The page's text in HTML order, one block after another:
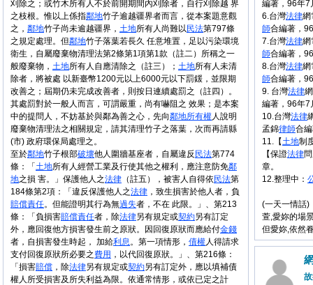
編著，96年7
6.台灣法律網
師合編著，
7.台灣法律網
師合編著，
8.台灣法律網
師合編著，
9. 台灣法律
編著，96年7
10.台灣法律
孟錦律師合
11.【土地制
【保證法律
章。
12.整理中：
(一天一情話)
萱,愛妳的場
但愛妳,依然
刈除之；或竹木所有人不於前開期間內刈除者，自行刈除越 界
之枝根。惟以上係指鄰地竹子逾越疆界者而言，從本案題意觀
之， 鄰地竹子尚未逾越疆界， 土地所有人尚難以 民法第797條
之規定處理。但鄰地竹子落葉若長久 任意堆置，足以污染環境
衛生，自屬廢棄物清理法第2條第1項第1款（註二）所稱之一
般廢棄物， 土地所有人自應清除之（註三）； 土地所有人未清
除者，將被處 以新臺幣1200元以上6000元以下罰鍰，並限期
改善之；屆期仍未完成改善者，則按日連續處罰之（註四）。
其處罰對於一般人而言，可謂嚴重，尚有嚇阻之 效果；是本案
中的提問人，不妨基於與鄰為善之心，先向鄰地所有權人說明
廢棄物清理法之相關規定，請其清理竹子之落葉，次而再請縣
(市) 政府環保局處理之。
至於鄰地竹子根部破壞他人圍牆基座者，自屬違反 民法第774
條：「 土地所有人經營工業及行使其他之權利，應注意防免鄰
地之損 害。」保護他人之法律 （註五），被害人自得依民法第
184條第2項：「違反保護他人之法律 ，致生損害於他人者，負
賠償責任。但能證明其行為無過失者，不在 此限。」、第213
條：「負損害賠償責任者，除法律另有規定或契約另有訂定
外，應回復他方損害發生前之原狀。因回復原狀而應給付金錢
者，自損害發生時起， 加給利息。第一項情形， 債權人得請求
支付回復原狀所必要之費用 ，以代回復原狀。」、第216條：
「損害賠償 ，除法律另有規定或契約另有訂定外，應以填補債
權人所受損害及所失利益為限。依通常情形，或依已定之計